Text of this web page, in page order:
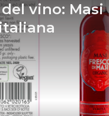
vino: Masi